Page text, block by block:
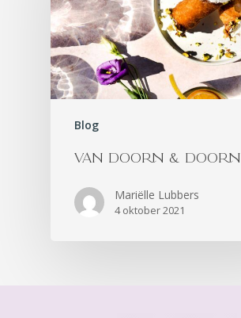
Blog
VAN DOORN & DOORN
Mariëlle Lubbers
4 oktober 2021